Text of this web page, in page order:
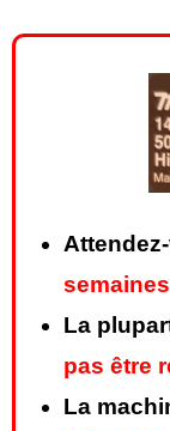
semaines
La
pas être
La